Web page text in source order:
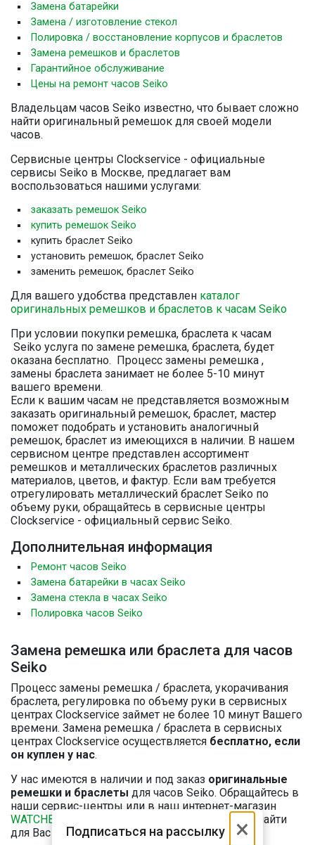
×
Подписаться на рассылку
Замена батарейки
Замена / изготовление стекол
Полировка / восстановление корпусов и браслетов
Замена ремешков и браслетов
Гарантийное обслуживание
Цены на ремонт часов Seiko
Владельцам часов Seiko известно, что бывает сложно
найти оригинальный ремешок для своей модели
часов.
Сервисные центры Clockservice - официальные
сервисы Seiko в Москве, предлагает вам
воспользоваться нашими услугами:
заказать ремешок Seiko
купить ремешок Seiko
купить браслет Seiko
установить ремешок, браслет Seiko
заменить ремешок, браслет Seiko
Для вашего удобства представлен каталог
оригинальных ремешков и браслетов к часам Seiko
При условии покупки ремешка, браслета к часам
Seiko услуга по замене ремешка, браслета, будет
оказана бесплатно. Процесс замены ремешка ,
замены браслета занимает не более 5-10 минут
вашего времени.
Если к вашим часам не представляется возможным
заказать оригинальный ремешок, браслет, мастер
поможет подобрать и установить аналогичный
ремешок, браслет из имеющихся в наличии. В нашем
сервисном центре представлен ассортимент
ремешков и металлических браслетов различных
материалов, цветов, и фактур. Если вам требуется
отрегулировать металлический браслет Seiko по
объему руки, обращайтесь в сервисные центры
Clockservice - официальный сервис Seiko.
Дополнительная информация
Ремонт часов Seiko
Замена батарейки в часах Seiko
Замена стекла в часах Seiko
Полировка часов Seiko
Замена ремешка или браслета для часов
Seiko
Процесс замены ремешка / браслета, укорачивания
браслета, регулировка по объему руки в сервисных
центрах Clockservice займет не более 10 минут Вашего
времени. Замена ремешка / браслета в сервисных
центрах Clockservice осуществляется бесплатно, если
он куплен у нас.
У нас имеются в наличии и под заказ оригинальные
ремешки и браслеты для часов Seiko. Обращайтесь в
наши сервис-центры или в наш интернет-магазин
WATCHBAND.RU
. Мы обязательно постараемся найти
для Вас подходящий ремешок!